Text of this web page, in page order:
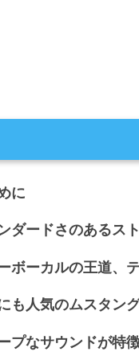
に
ダードさのあるス
ボーカルの王道、
も人気のムスタン
プなサウンドが特